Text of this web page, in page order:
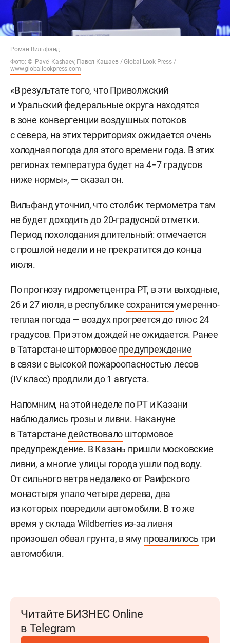
Роман Вильфанд
Фото: © Pavel Kashaev, Павел Кашаев / Global Look Press /
www.globallookpress.com
«В результате того, что Приволжский
и Уральский федеральные округа находятся
в зоне конвергенции воздушных потоков
с севера, на этих территориях ожидается очень
холодная погода для этого времени года. В этих
регионах температура будет на 4−7 градусов
ниже нормы», — сказал он.
Вильфанд уточнил, что столбик термометра там
не будет доходить до 20-градусной отметки.
Период похолодания длительный: отмечается
с прошлой недели и не прекратится до конца
июля.
По прогнозу гидрометцентра РТ, в эти выходные,
26 и 27 июля, в республике сохранитсяумеренно-
теплая погода — воздух прогреется до плюс 24
градусов. При этом дождей не ожидается. Ранее
в Татарстане штормовое предупреждение
в связи с высокой пожароопасностью лесов
(IV класс) продлили до 1 августа.
Напомним, на этой неделе по РТ и Казани
наблюдались грозы и ливни. Накануне
в Татарстанедействовало штормовое
предупреждение. В Казань пришли московские
ливни, а многие улицы города ушли под воду.
От сильного ветра недалеко от Раифского
монастыряупало четыре дерева, два
из которых повредили автомобили. В то же
время у склада Wildberries из-за ливня
произошел обвал грунта, в яму провалилось три
автомобиля.
Читайте БИЗНЕС Online
в Telegram